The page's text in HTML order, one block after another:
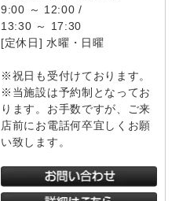
9:00 ～ 12:00 /
13:30 ～ 17:30
[定休日] 水曜・日曜
※祝日も受付けております。
※当施設は予約制となってお
ります。お手数ですが、ご来
店前にお電話何卒宜しくお願
い致します。